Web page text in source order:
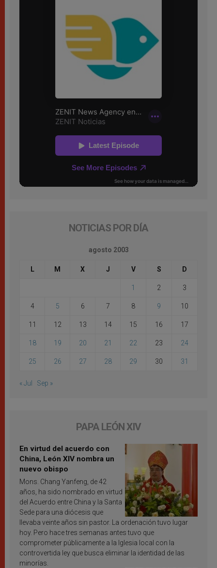
NOTICIAS POR DÍA
agosto 2003
L M X J V S D
1 2 3
4 5 6 7 8 9 10
11 12 13 14 15 16 17
18 19 20 21 22 23 24
25 26 27 28 29 30 31
« Jul Sep »
PAPA LEÓN XIV
En virtud del acuerdo con
China, León XIV nombra un
nuevo obispo
Mons. Chang Yanfeng, de 42
años, ha sido nombrado en virtud
del Acuerdo entre China y la Santa
Sede para una diócesis que
llevaba veinte años sin pastor. La ordenación tuvo lugar
hoy. Pero hace tres semanas antes tuvo que
comprometer públicamente a la Iglesia local con la
controvertida ley que busca eliminar la identidad de las
minorías.